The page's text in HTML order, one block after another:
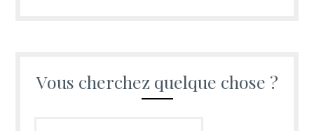
Vous cherchez quelque chose ?